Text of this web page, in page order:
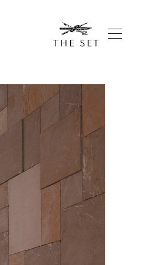
Homepage